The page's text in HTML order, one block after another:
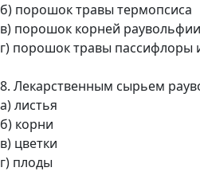
б) порошок травы термопсиса
в) порошок корней
г) порошок травы пассифлоры
8. Лекарственным сырьем
а) листья
б) корни
в) цветки
г) плоды